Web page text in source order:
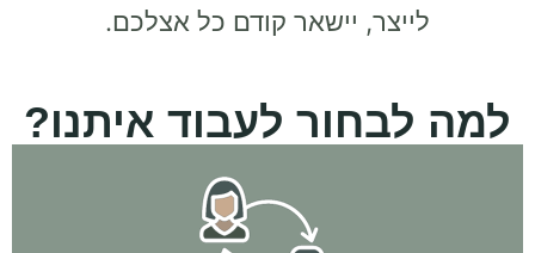
לייצר, יישאר קודם כל אצלכם.
למה לבחור לעבוד איתנו?